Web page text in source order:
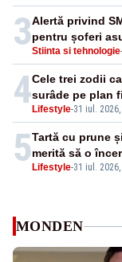
3Stiinta si tehnologie-
Alertă privind
pentru șoferi
4 Lifestyle-31 iul.
Cele trei zodii
surâde pe plan
5 Lifestyle-31 iul.
Tartă cu prune
merită să o
MONDEN